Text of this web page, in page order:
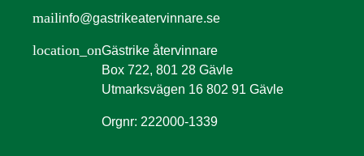
mailinfo@gastrikeatervinnare.se
location_onGästrike återvinnare
Box 722, 801 28 Gävle
Utmarksvägen 16 802 91 Gävle
Orgnr: 222000-1339